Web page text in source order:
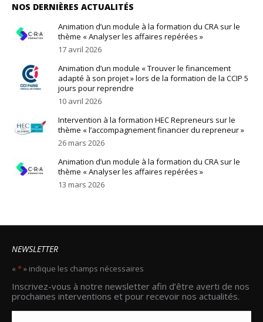
NOS DERNIÈRES ACTUALITÉS
Animation d’un module à la formation du CRA sur le
thème « Analyser les affaires repérées »
17 avril 2026
Animation d’un module « Trouver le financement
adapté à son projet » lors de la formation de la CCIP 5
jours pour reprendre
10 avril 2026
Intervention à la formation HEC Repreneurs sur le
thème « l’accompagnement financier du repreneur »
26 mars 2026
Animation d’un module à la formation du CRA sur le
thème « Analyser les affaires repérées »
13 mars 2026
NEWSLETTER
« *» indique les champs nécessaires
*
Inscrivez-vous à notre newsletter afin d’être averti de nos
prochaines interventions et pour recevoir nos actualités.